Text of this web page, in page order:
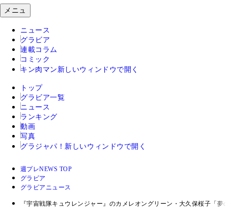
メニュ
ニュース
グラビア
連載コラム
コミック
キン肉マン 新しいウィンドウで開く
トップ
グラビア一覧
ニュース
ランキング
動画
写真
グラジャパ！ 新しいウィンドウで開く
週プレNEWS TOP
グラビア
グラビアニュース
『宇宙戦隊キュウレンジャー』のカメレオングリーン・大久保桜子「